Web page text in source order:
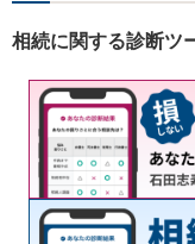
相続に関する診断ツ